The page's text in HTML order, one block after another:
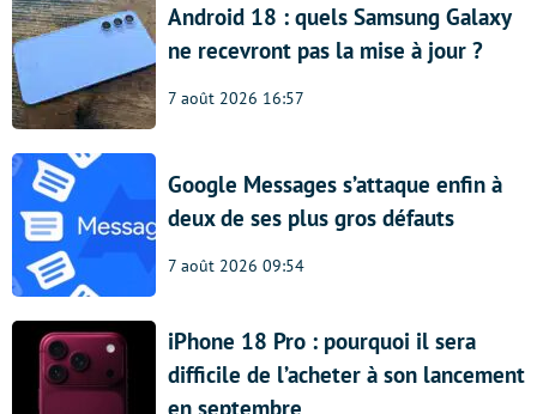
Android 18 : quels Samsung Galaxy
ne recevront pas la mise à jour ?
7 août 2026 16:57
Google Messages s’attaque enfin à
deux de ses plus gros défauts
7 août 2026 09:54
iPhone 18 Pro : pourquoi il sera
difficile de l’acheter à son lancement
en septembre